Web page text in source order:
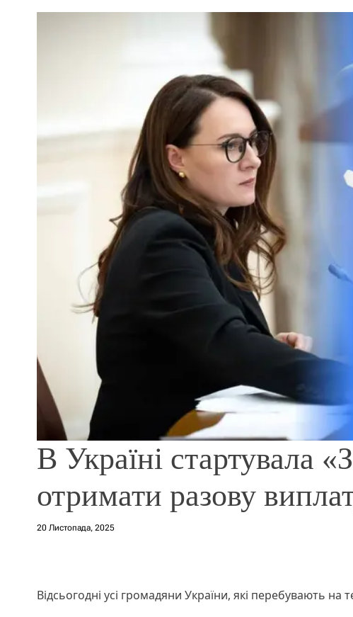
В Україні стартувала
отримати разову
20 Листопада, 2025
Відсьогодні усі громадяни України, які перебувають на